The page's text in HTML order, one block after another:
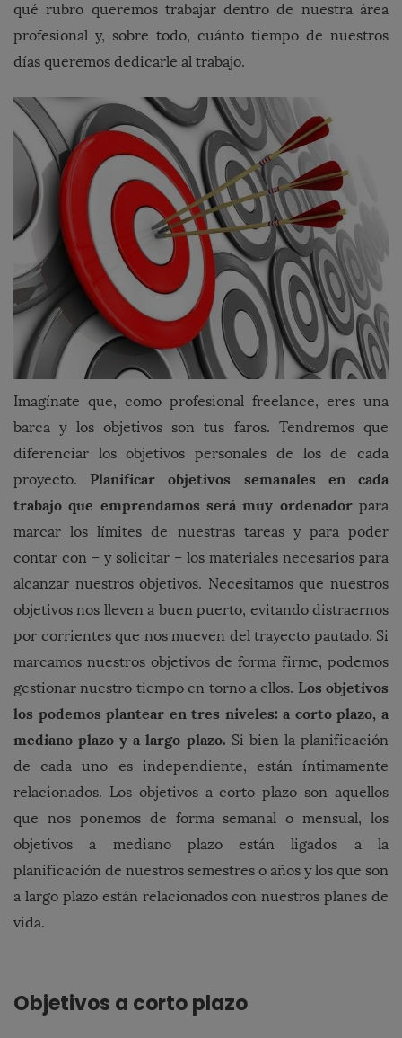
qué rubro queremos trabajar dentro de nuestra área
profesional y, sobre todo, cuánto tiempo de nuestros
días queremos dedicarle al trabajo.
Imagínate que, como profesional freelance, eres una
barca y los objetivos son tus faros. Tendremos que
diferenciar los objetivos personales de los de cada
proyecto. Planificar objetivos semanales en cada
trabajo que emprendamos será muy ordenadorpara
marcar los límites de nuestras tareas y para poder
contar con – y solicitar – los materiales necesarios para
alcanzar nuestros objetivos. Necesitamos que nuestros
objetivos nos lleven a buen puerto, evitando distraernos
por corrientes que nos mueven del trayecto pautado. Si
marcamos nuestros objetivos de forma firme, podemos
gestionar nuestro tiempo en torno a ellos. Los objetivos
los podemos plantear en tres niveles: a corto plazo, a
mediano plazo y a largo plazo. Si bien la planificación
de cada uno es independiente, están íntimamente
relacionados. Los objetivos a corto plazo son aquellos
que nos ponemos de forma semanal o mensual, los
objetivos a mediano plazo están ligados a la
planificación de nuestros semestres o años y los que son
a largo plazo están relacionados con nuestros planes de
vida.
Objetivos a corto plazo